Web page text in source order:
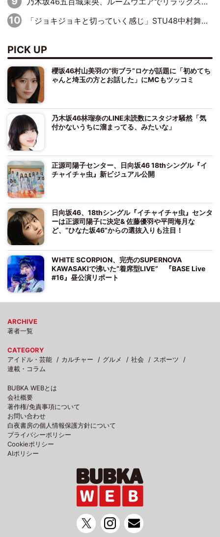
「ジョキジョキと切っていく感じ」STU48中村舞、新しい挑戦は自らの手で
PICK UP
櫻坂46村山美羽の“街ブラ”ロケが話題に「初めてち
ゃんと埼玉の方とお話した」にMCもツッコミ
乃木坂46林瑠奈のLINE未読数にスタジオ騒然「気
付かないうちに溜まってる、みたいな」
正源司陽子センター、日向坂46 18thシングル『イ
チャイチャ虫』新ビジュアル公開
日向坂46、18thシングル『イチャイチャ虫』センタ
ーは正源司陽子に決定& 佐藤優羽や平岡海月な
ど、“ひなた坂46”からの選抜入りも注目！
WHITE SCORPION、完売のSUPERNOVA
KAWASAKIで沸いた“着席型LIVE” 『BASE Live
#16』昼公演リポート
ARCHIVE
著者一覧
CATEGORY
アイドル・芸能
カルチャー グルメ 社会
スポーツ
連載・コラム
BUBKA WEBとは
会社概要
著作権/免責事項について
お問い合わせ
白夜書房の個人情報保護方針について
プライバシーポリシー
Cookieポリシー
AIポリシー